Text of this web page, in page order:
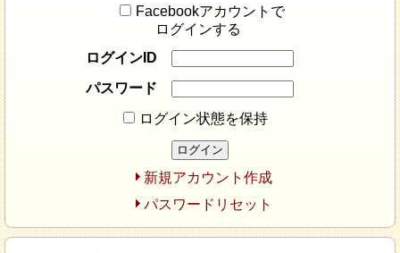
Facebookアカウントで
ログインする
ログインID
パスワード
ログイン状態を保持
新規アカウント作成
パスワードリセット